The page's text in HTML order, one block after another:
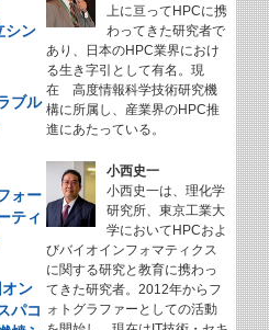
シン
ブル
ォー
ティ
オン
パコ
上に亘ってHPCに携
わってきた研究者で
あり、日本のHPC業界におけ
る生き字引として有名。現
在 高度情報科学技術研究機
構に所属し、産業界のHPC推
進にあたっている。
小西史一
小西史一は、理化学
研究所、東京工業大
学においてHPCおよ
びバイオインフォマティクス
に関する研究と教育に携わっ
てきた研究者。2012年からフ
ォトグラファーとしての活動